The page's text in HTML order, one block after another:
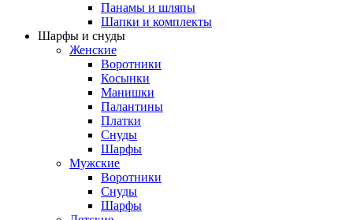
Панамы и шляпы
Шапки и комплекты
Шарфы и снуды
Женские
Воротники
Косынки
Манишки
Палантины
Платки
Снуды
Шарфы
Мужские
Воротники
Снуды
Шарфы